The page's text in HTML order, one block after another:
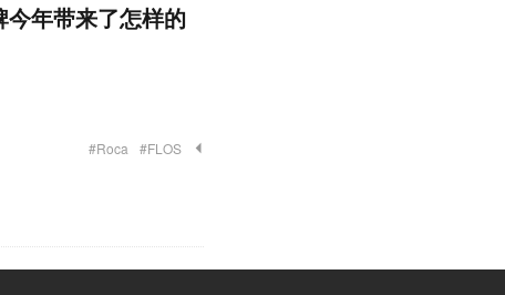
年带来了怎样的
#Roca #FLOS